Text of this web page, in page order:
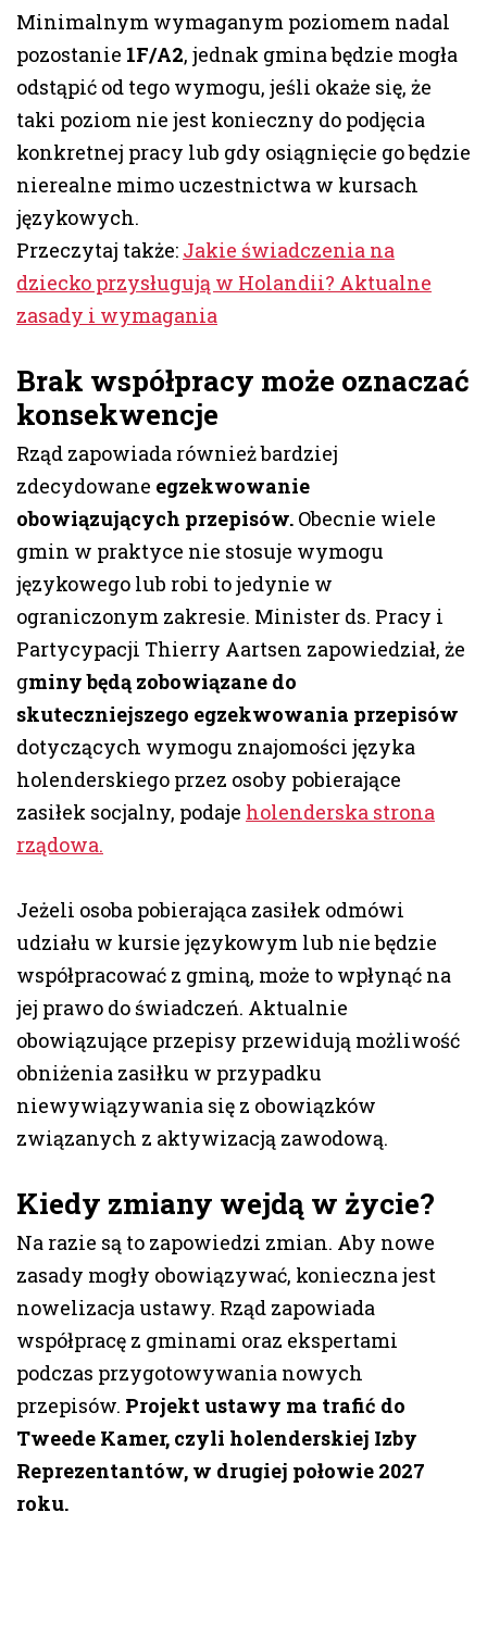
Minimalnym wymaganym poziomem nadal
pozostanie 1F/A2, jednak gmina będzie mogła
odstąpić od tego wymogu, jeśli okaże się, że
taki poziom nie jest konieczny do podjęcia
konkretnej pracy lub gdy osiągnięcie go będzie
nierealne mimo uczestnictwa w kursach
językowych.
Przeczytaj także: Jakie świadczenia na
dziecko przysługują w Holandii? Aktualne
zasady i wymagania
Brak współpracy może oznaczać
konsekwencje
Rząd zapowiada również bardziej
zdecydowane egzekwowanie
obowiązujących przepisów. Obecnie wiele
gmin w praktyce nie stosuje wymogu
językowego lub robi to jedynie w
ograniczonym zakresie. Minister ds. Pracy i
Partycypacji Thierry Aartsen zapowiedział, że
gminy będą zobowiązane do
skuteczniejszego egzekwowania przepisów
dotyczących wymogu znajomości języka
holenderskiego przez osoby pobierające
zasiłek socjalny, podaje holenderska strona
rządowa.
Jeżeli osoba pobierająca zasiłek odmówi
udziału w kursie językowym lub nie będzie
współpracować z gminą, może to wpłynąć na
jej prawo do świadczeń. Aktualnie
obowiązujące przepisy przewidują możliwość
obniżenia zasiłku w przypadku
niewywiązywania się z obowiązków
związanych z aktywizacją zawodową.
Kiedy zmiany wejdą w życie?
Na razie są to zapowiedzi zmian. Aby nowe
zasady mogły obowiązywać, konieczna jest
nowelizacja ustawy. Rząd zapowiada
współpracę z gminami oraz ekspertami
podczas przygotowywania nowych
przepisów. Projekt ustawy ma trafić do
Tweede Kamer, czyli holenderskiej Izby
Reprezentantów, w drugiej połowie 2027
roku.